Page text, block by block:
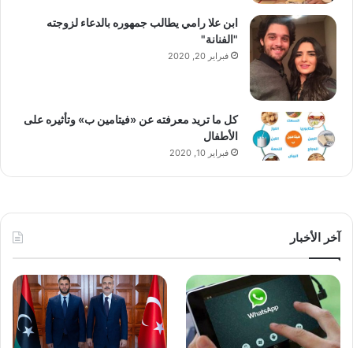
ابن علا رامي يطالب جمهوره بالدعاء لزوجته
"الفنانة"
فبراير 20, 2020
كل ما تريد معرفته عن «فيتامين ب» وتأثيره على
الأطفال
فبراير 10, 2020
آخر الأخبار